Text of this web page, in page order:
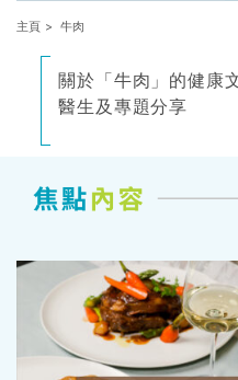
主頁 > 牛肉
關於「牛肉」的健康
醫生及專題分享